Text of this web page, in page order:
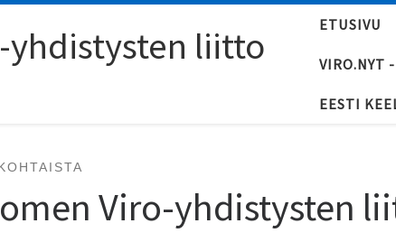
yhdistysten liitto ETUSIVU
VIRO.NYT
EESTI
Viro-yhdistysten